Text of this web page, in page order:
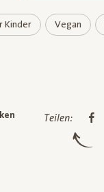
Kinder Vegan
Teilen: